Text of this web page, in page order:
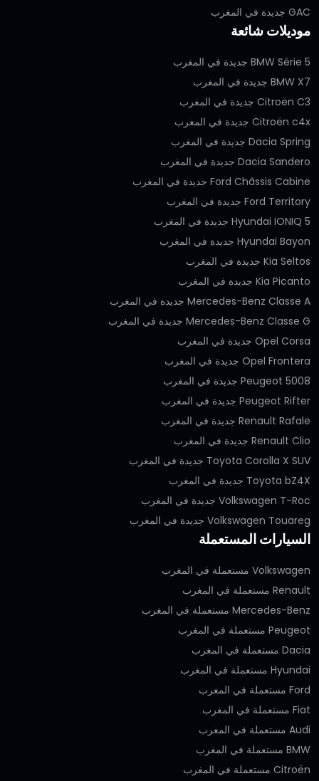
GAC جديدة في المغرب
موديلات شائعة
BMW Série 5 جديدة في المغرب
BMW X7 جديدة في المغرب
Citroën C3 جديدة في المغرب
Citroën c4x جديدة في المغرب
Dacia Spring جديدة في المغرب
Dacia Sandero جديدة في المغرب
Ford Châssis Cabine جديدة في المغرب
Ford Territory جديدة في المغرب
Hyundai IONIQ 5 جديدة في المغرب
Hyundai Bayon جديدة في المغرب
Kia Seltos جديدة في المغرب
Kia Picanto جديدة في المغرب
Mercedes-Benz Classe A جديدة في المغرب
Mercedes-Benz Classe G جديدة في المغرب
Opel Corsa جديدة في المغرب
Opel Frontera جديدة في المغرب
Peugeot 5008 جديدة في المغرب
Peugeot Rifter جديدة في المغرب
Renault Rafale جديدة في المغرب
Renault Clio جديدة في المغرب
Toyota Corolla X SUV جديدة في المغرب
Toyota bZ4X جديدة في المغرب
Volkswagen T-Roc جديدة في المغرب
Volkswagen Touareg جديدة في المغرب
السيارات المستعملة
Volkswagen مستعملة في المغرب
Renault مستعملة في المغرب
Mercedes-Benz مستعملة في المغرب
Peugeot مستعملة في المغرب
Dacia مستعملة في المغرب
Hyundai مستعملة في المغرب
Ford مستعملة في المغرب
Fiat مستعملة في المغرب
Audi مستعملة في المغرب
BMW مستعملة في المغرب
Citroën مستعملة في المغرب